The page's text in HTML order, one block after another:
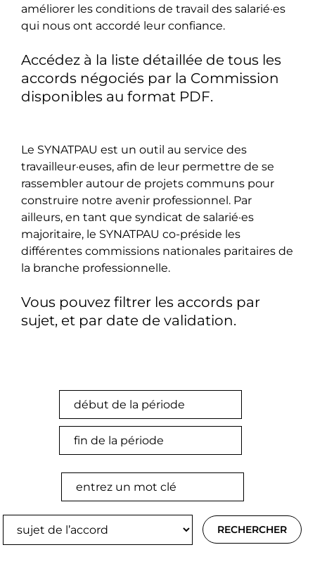
améliorer les conditions de travail des salarié·es
qui nous ont accordé leur confiance.
Accédez à la liste détaillée de tous les
accords négociés par la Commission
disponibles au format PDF.
Le SYNATPAU est un outil au service des
travailleur·euses, afin de leur permettre de se
rassembler autour de projets communs pour
construire notre avenir professionnel. Par
ailleurs, en tant que syndicat de salarié·es
majoritaire, le SYNATPAU co-préside les
différentes commissions nationales paritaires de
la branche professionnelle.
Vous pouvez filtrer les accords par
sujet, et par date de validation.